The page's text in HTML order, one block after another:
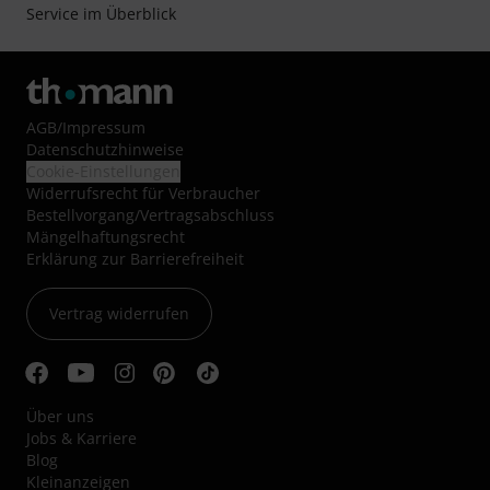
Service im Überblick
AGB/Impressum
Datenschutzhinweise
Widerrufsrecht für Verbraucher
Bestellvorgang/Vertragsabschluss
Mängelhaftungsrecht
Erklärung zur Barrierefreiheit
Vertrag widerrufen
Über uns
Jobs & Karriere
Blog
Kleinanzeigen